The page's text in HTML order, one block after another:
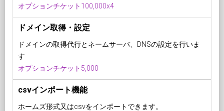
オプションチケット100,000x4
ドメイン取得・設定
ドメインの取得代行とネームサーバ、DNSの設定を行いま
す
オプションチケット5,000
csvインポート機能
ホームズ形式又はcsvをインポートできます。